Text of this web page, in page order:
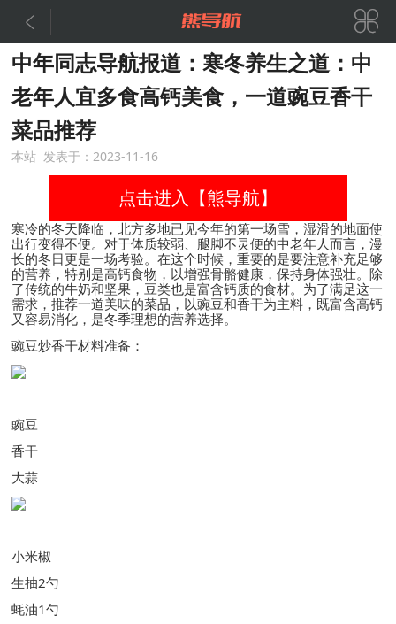
 
中年同志导航报道：寒冬养生之道：中
老年人宜多食高钙美食，一道豌豆香干
菜品推荐
本站 发表于：2023-11-16
点击进入【熊导航】
寒冷的冬天降临，北方多地已见今年的第一场雪，湿滑的地面使
出行变得不便。对于体质较弱、腿脚不灵便的中老年人而言，漫
长的冬日更是一场考验。在这个时候，重要的是要注意补充足够
的营养，特别是高钙食物，以增强骨骼健康，保持身体强壮。除
了传统的牛奶和坚果，豆类也是富含钙质的食材。为了满足这一
需求，推荐一道美味的菜品，以豌豆和香干为主料，既富含高钙
又容易消化，是冬季理想的营养选择。
豌豆炒香干材料准备：
豌豆
香干
大蒜
小米椒
生抽2勺
蚝油1勺